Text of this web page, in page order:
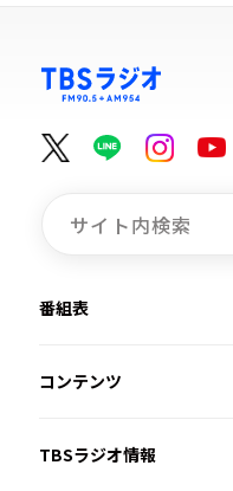
番組表
コンテンツ
TBSラジオ情報